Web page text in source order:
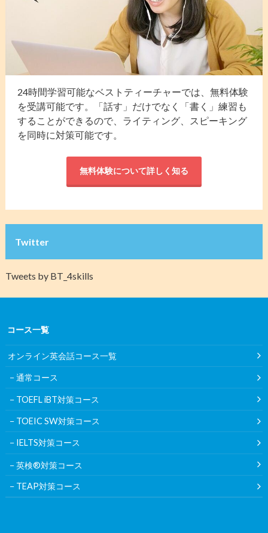
24時間学習可能なベストティーチャーでは、無料体験
を受講可能です。「話す」だけでなく「書く」練習も
することができるので、ライティング、スピーキング
を同時に対策可能です。
無料体験について詳しく知る
Twitter
Tweets by BT_4skills
コース一覧
オンライン英会話コース一覧
通常コース
TOEFL iBT対策コース
TOEIC SW対策コース
IELTS対策コース
英検®対策コース
TEAP対策コース